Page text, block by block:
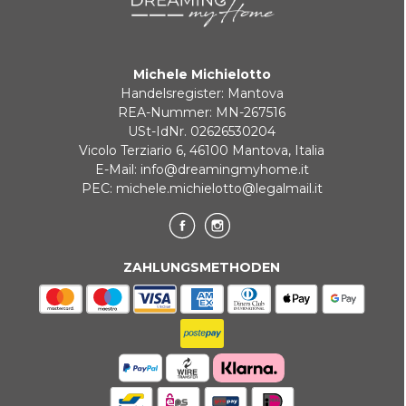
Michele Michielotto
Handelsregister: Mantova
REA-Nummer: MN-267516
USt-IdNr. 02626530204
Vicolo Terziario 6, 46100 Mantova, Italia
E-Mail: info@dreamingmyhome.it
PEC: michele.michielotto@legalmail.it
ZAHLUNGSMETHODEN